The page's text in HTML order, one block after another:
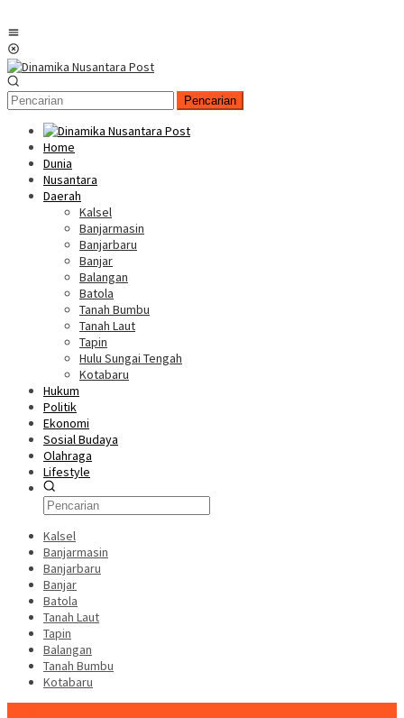
Pencarian
Home
Dunia
Nusantara
Daerah
Kalsel
Banjarmasin
Banjarbaru
Banjar
Balangan
Batola
Tanah Bumbu
Tanah Laut
Tapin
Hulu Sungai Tengah
Kotabaru
Hukum
Politik
Ekonomi
Sosial Budaya
Olahraga
Lifestyle
Kalsel
Banjarmasin
Banjarbaru
Banjar
Batola
Tanah Laut
Tapin
Balangan
Tanah Bumbu
Kotabaru